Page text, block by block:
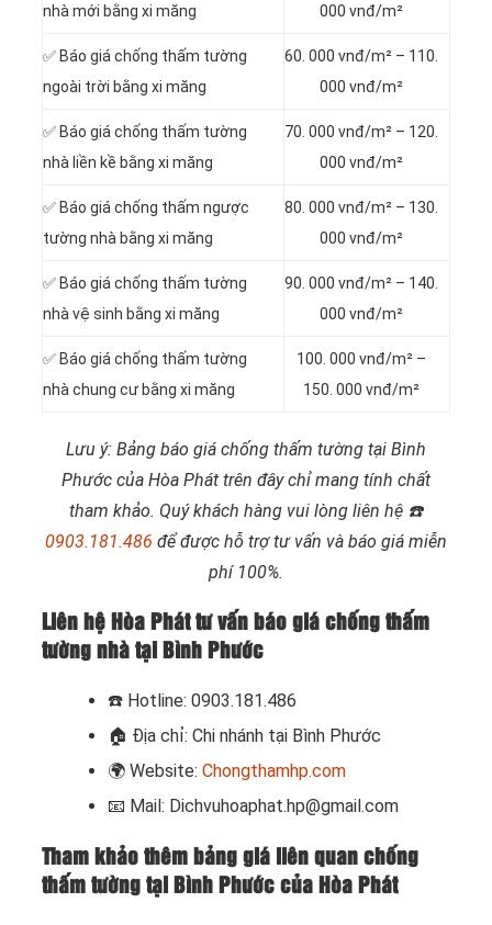
nhà mới bằng xi măng
000 vnđ/m²
✅ Báo giá chống thấm tường
ngoài trời bằng xi măng
60. 000 vnđ/m² – 110.
000 vnđ/m²
✅ Báo giá chống thấm tường
nhà liền kề bằng xi măng
70. 000 vnđ/m² – 120.
000 vnđ/m²
✅ Báo giá chống thấm ngược
tường nhà bằng xi măng
80. 000 vnđ/m² – 130.
000 vnđ/m²
✅ Báo giá chống thấm tường
nhà vệ sinh bằng xi măng
90. 000 vnđ/m² – 140.
000 vnđ/m²
✅ Báo giá chống thấm tường
nhà chung cư bằng xi măng
100. 000 vnđ/m² –
150. 000 vnđ/m²
Lưu ý: Bảng báo giá chống thấm tường tại Bình
Phước của Hòa Phát trên đây chỉ mang tính chất
tham khảo. Quý khách hàng vui lòng liên hệ ☎️
0903.181.486 để được hỗ trợ tư vấn và báo giá miễn
phí 100%.
Liên hệ Hòa Phát tư vấn báo giá chống thấm
tường nhà tại Bình Phước
☎️ Hotline: 0903.181.486
🏠 Địa chỉ: Chi nhánh tại Bình Phước
🌍 Website: Chongthamhp.com
📧 Mail: Dichvuhoaphat.hp@gmail.com
Tham khảo thêm bảng giá liên quan chống
thấm tường tại Bình Phước của Hòa Phát